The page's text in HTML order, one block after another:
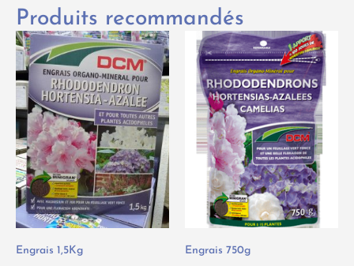
Produits recommandés
Engrais 1,5Kg Engrais 750g